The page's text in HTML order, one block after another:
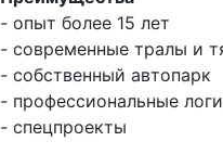
- опыт более 15 лет
- современные тралы и
- собственный автопарк
- профессиональные
- спецпроекты